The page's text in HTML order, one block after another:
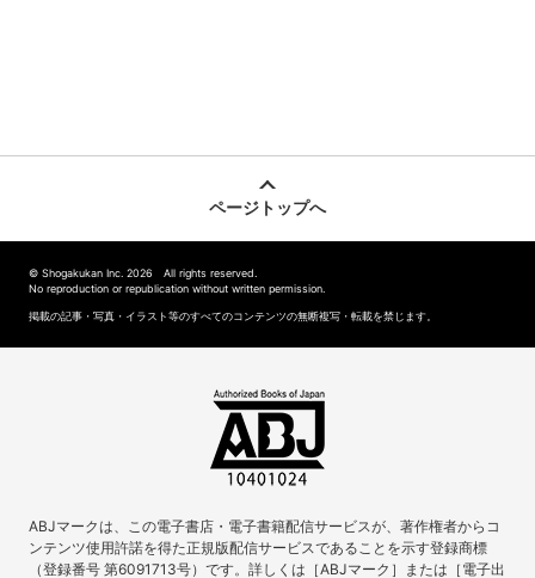
ページトップへ
© Shogakukan Inc. 2026 All rights reserved.
No reproduction or republication without written permission.
掲載の記事・写真・イラスト等のすべてのコンテンツの無断複写・転載を禁じます。
ABJマークは、この電子書店・電子書籍配信サービスが、著作権者からコ
ンテンツ使用許諾を得た正規版配信サービスであることを示す登録商標
（登録番号 第6091713号）です。詳しくは［ABJマーク］または［電子出